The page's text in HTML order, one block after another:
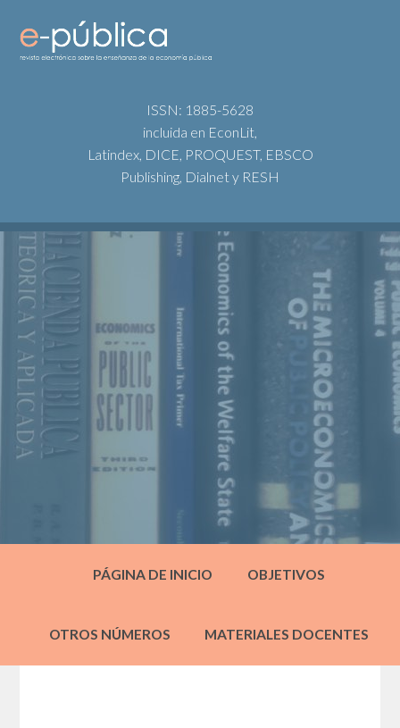
ISSN: 1885-5628
incluida en EconLit,
Latindex, DICE, PROQUEST, EBSCO
Publishing, Dialnet y RESH
PÁGINA DE INICIO OBJETIVOS
OTROS NÚMEROS MATERIALES DOCENTES